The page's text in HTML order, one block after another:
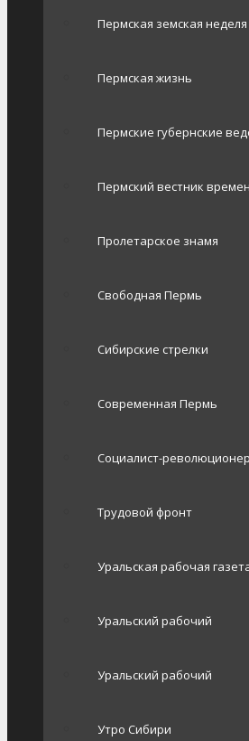
Пермская земская неделя
Пермская жизнь
Пермские губернские
Пермский вестник
Пролетарское знамя
Свободная Пермь
Сибирские стрелки
Современная Пермь
Социалист-революционер
Трудовой фронт
Уральская рабочая
Уральский рабочий
Уральский рабочий
Утро Сибири